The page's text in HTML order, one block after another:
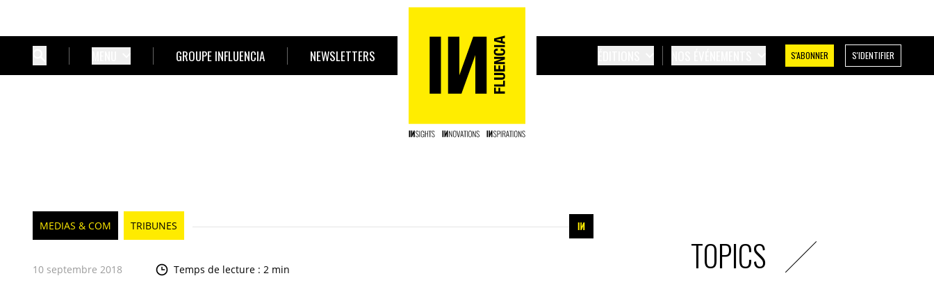
GROUPE INFLUENCIA NEWSLETTERS S'ABONNER S'IDENTIFIER
MEDIAS & COM TRIBUNES
10 septembre 2018 Temps de lecture : 2 min TOPICS